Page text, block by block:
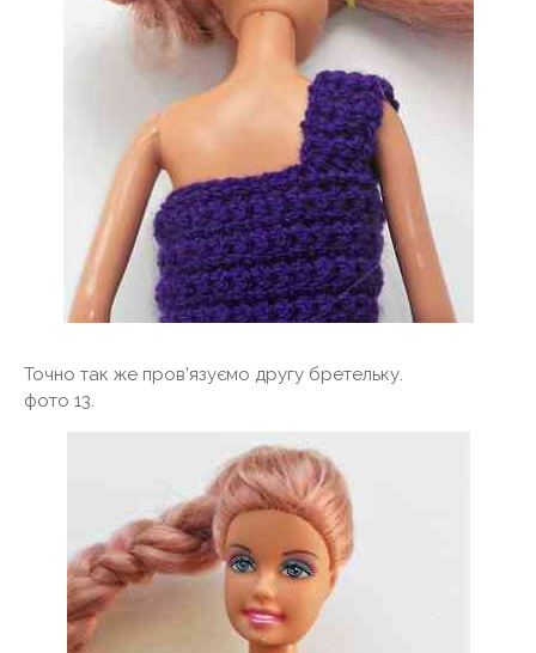
Точно так же пров'язуємо другу бретельку.
фото 13.